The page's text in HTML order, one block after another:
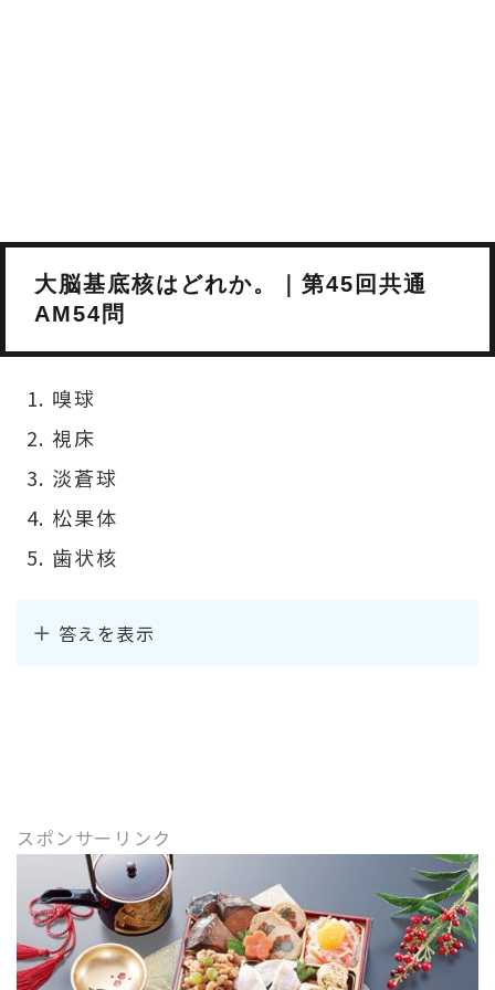
大脳基底核はどれか。｜第45回共通
AM54問
嗅球
視床
淡蒼球
松果体
歯状核
答えを表示
スポンサーリンク